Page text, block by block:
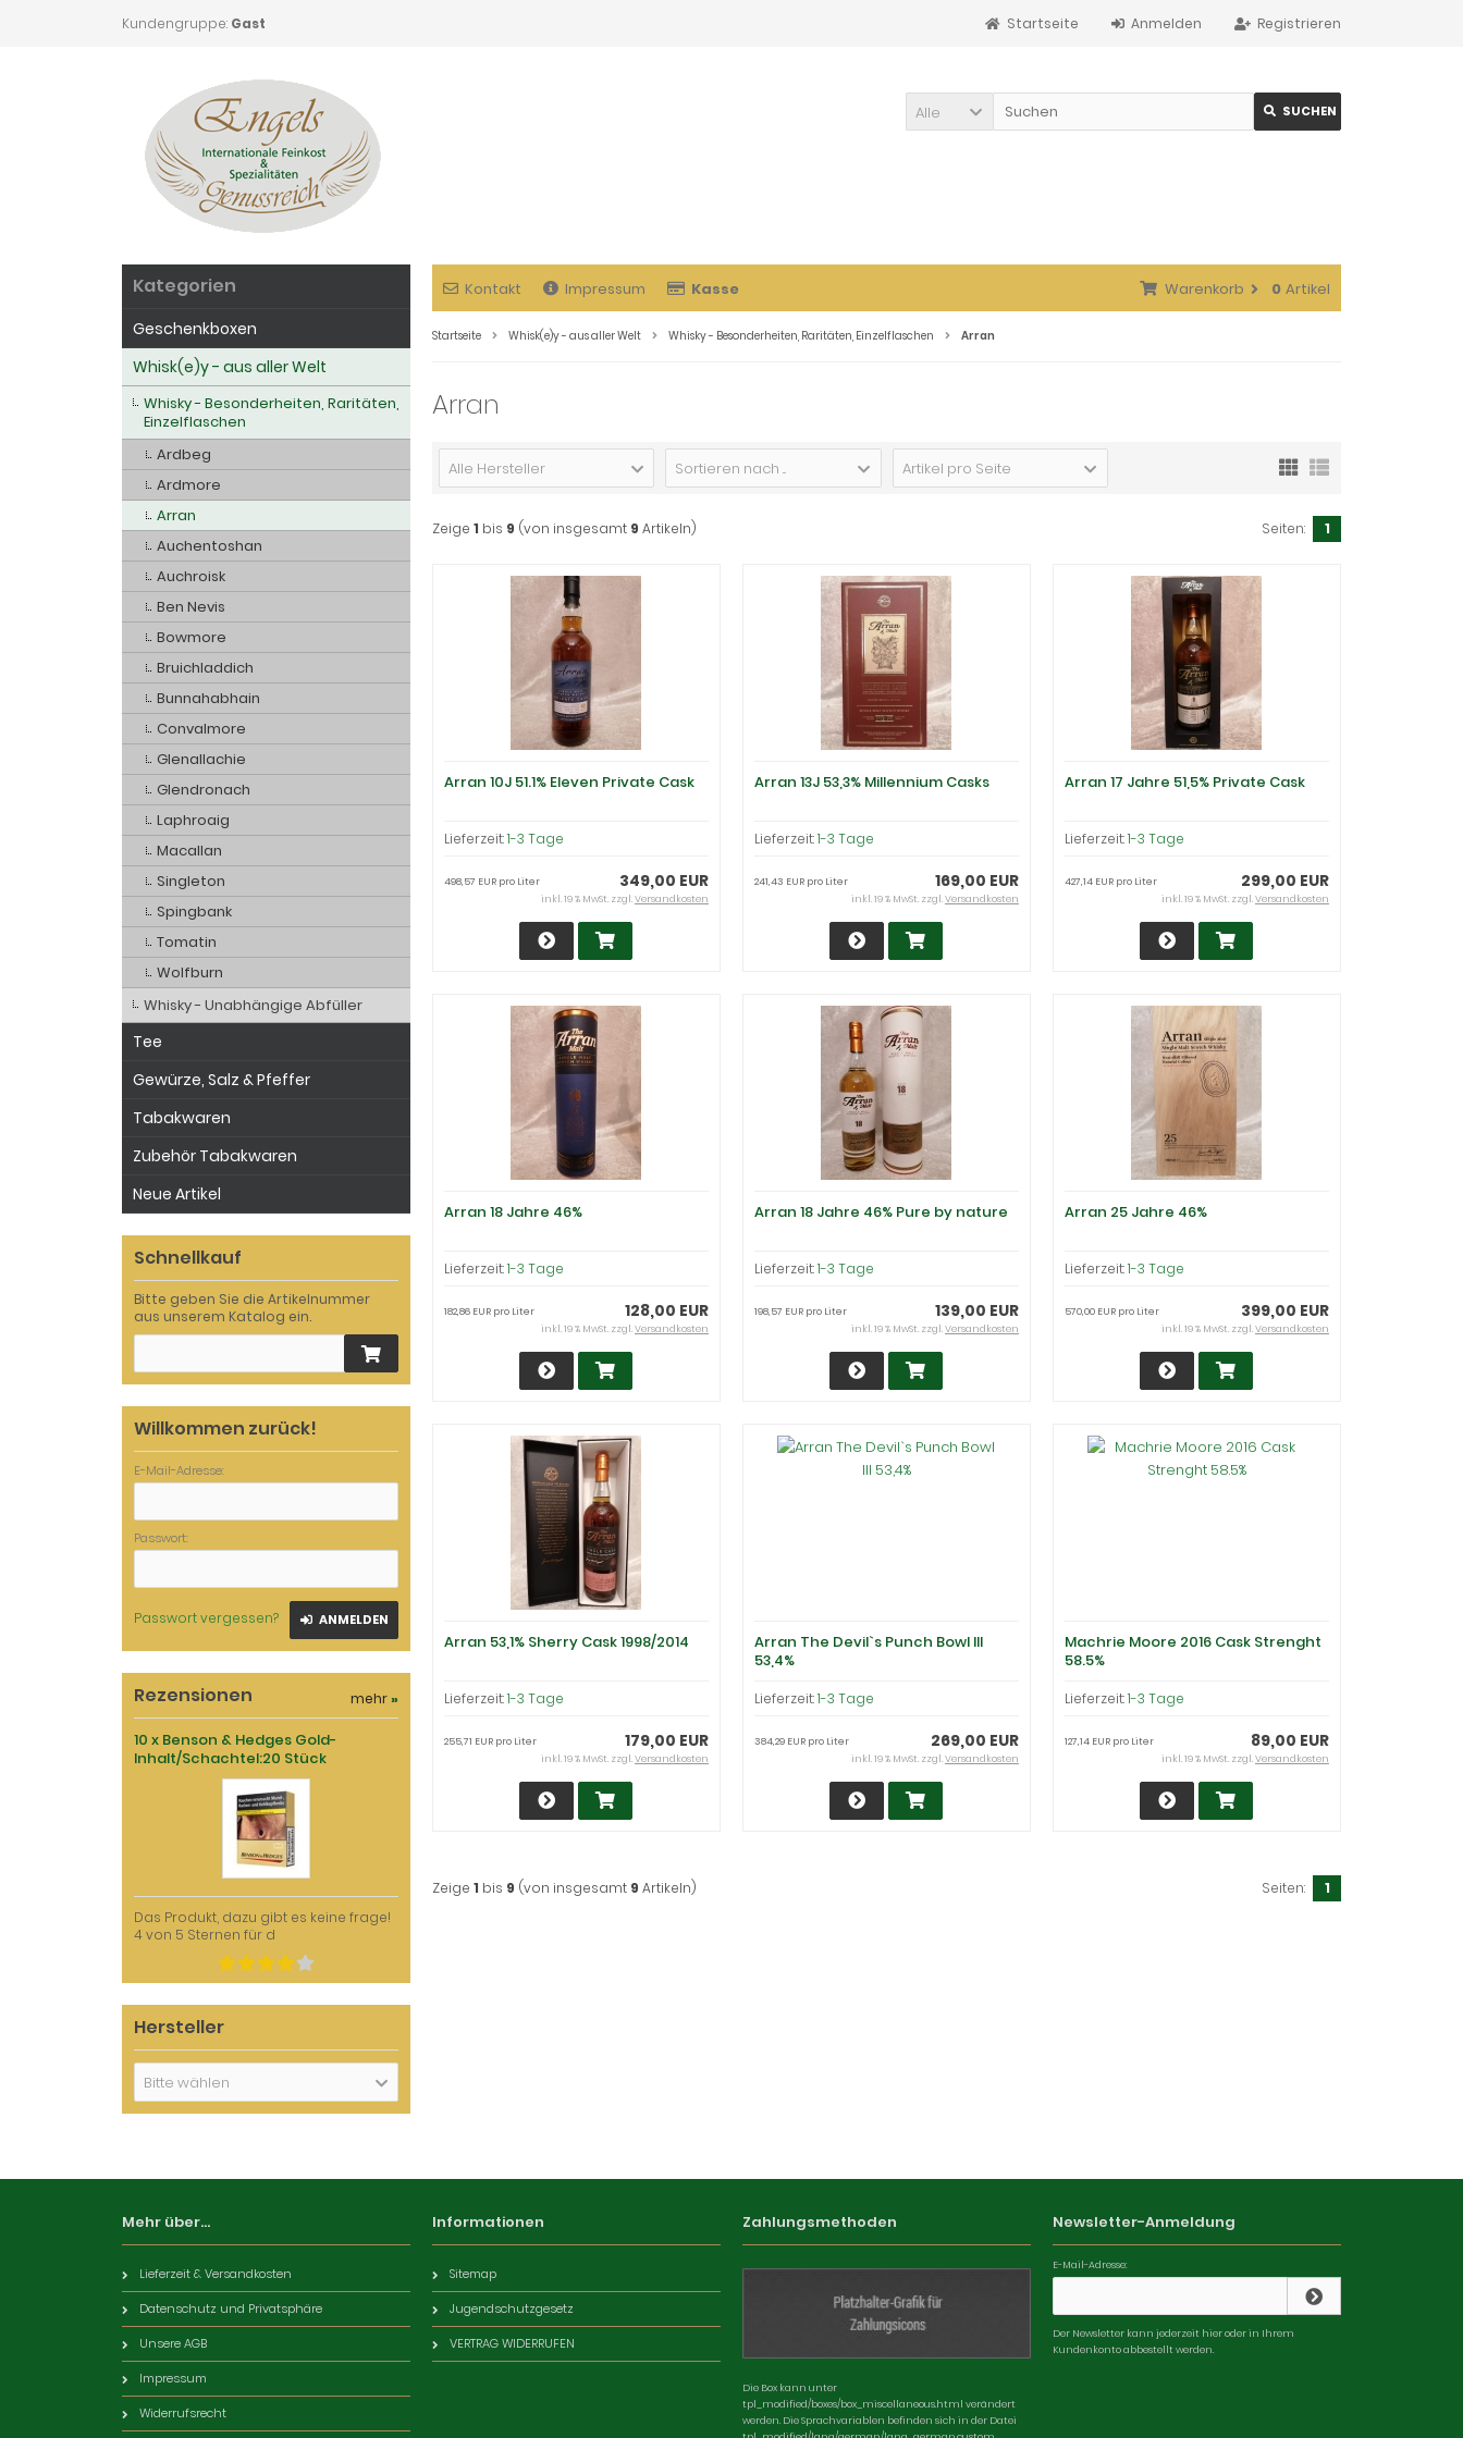
Kundengruppe: Gast Registrieren
Anmelden
Startseite
Alle SUCHEN
Kontakt Impressum Kasse Warenkorb 0 Artikel
Startseite Whisk(e)y - aus aller Welt Whisky - Besonderheiten, Raritäten, Einzelflaschen Arran
Arran
Alle Hersteller Sortieren nach ... Artikel pro Seite
Zeige 1 bis 9 (von insgesamt 9 Artikeln) Seiten: 1
Arran 10J 51.1% Eleven Private Cask
Lieferzeit:1-3 Tage
349,00 EUR
498,57 EUR pro Liter
inkl. 19 % MwSt. zzgl.Versandkosten
Arran 13J 53,3% Millennium Casks
Lieferzeit:1-3 Tage
169,00 EUR
241,43 EUR pro Liter
inkl. 19 % MwSt. zzgl.Versandkosten
Arran 17 Jahre 51,5% Private Cask
Lieferzeit:1-3 Tage
299,00 EUR
427,14 EUR pro Liter
inkl. 19 % MwSt. zzgl.Versandkosten
Arran 18 Jahre 46%
Lieferzeit:1-3 Tage
128,00 EUR
182,86 EUR pro Liter
inkl. 19 % MwSt. zzgl.Versandkosten
Arran 18 Jahre 46% Pure by nature
Lieferzeit:1-3 Tage
139,00 EUR
198,57 EUR pro Liter
inkl. 19 % MwSt. zzgl.Versandkosten
Arran 25 Jahre 46%
Lieferzeit:1-3 Tage
399,00 EUR
570,00 EUR pro Liter
inkl. 19 % MwSt. zzgl.Versandkosten
Arran 53,1% Sherry Cask 1998/2014
Lieferzeit:1-3 Tage
179,00 EUR
255,71 EUR pro Liter
inkl. 19 % MwSt. zzgl.Versandkosten
Arran The Devil`s Punch Bowl III
53,4%
Lieferzeit:1-3 Tage
269,00 EUR
384,29 EUR pro Liter
inkl. 19 % MwSt. zzgl.Versandkosten
Machrie Moore 2016 Cask Strenght
58.5%
Lieferzeit:1-3 Tage
89,00 EUR
127,14 EUR pro Liter
inkl. 19 % MwSt. zzgl.Versandkosten
Zeige 1 bis 9 (von insgesamt 9 Artikeln) Seiten: 1
Kategorien
Geschenkboxen
Whisk(e)y - aus aller Welt
Whisky - Besonderheiten, Raritäten,
Einzelflaschen
Ardbeg
Ardmore
Arran
Auchentoshan
Auchroisk
Ben Nevis
Bowmore
Bruichladdich
Bunnahabhain
Convalmore
Glenallachie
Glendronach
Laphroaig
Macallan
Singleton
Spingbank
Tomatin
Wolfburn
Whisky - Unabhängige Abfüller
Tee
Gewürze, Salz & Pfeffer
Tabakwaren
Zubehör Tabakwaren
Neue Artikel
Schnellkauf
Bitte geben Sie die Artikelnummer
aus unserem Katalog ein.
Willkommen zurück!
E-Mail-Adresse:
Passwort:
Passwort vergessen? ANMELDEN
Rezensionen mehr»
10 x Benson & Hedges Gold-
Inhalt/Schachtel:20 Stück
Das Produkt, dazu gibt es keine frage!
4 von 5 Sternen für d
Hersteller
Bitte wählen
Mehr über...
Lieferzeit & Versandkosten
Datenschutz und Privatsphäre
Unsere AGB
Impressum
Widerrufsrecht
Informationen
Sitemap
Jugendschutzgesetz
VERTRAG WIDERRUFEN
Zahlungsmethoden
Die Box kann unter
tpl_modified/boxes/box_miscellaneous.html verändert
werden. Die Sprachvariablen befinden sich in der Datei
Newsletter-Anmeldung
E-Mail-Adresse:
Der Newsletter kann jederzeit hier oder in Ihrem
Kundenkonto abbestellt werden.